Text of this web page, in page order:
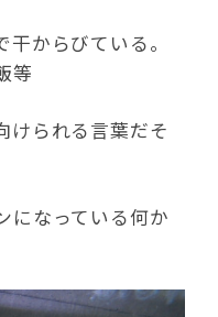
からびている。
等
けられる言葉だそ
になっている何か